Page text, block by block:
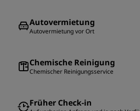
Autovermietung
Autovermietung vor Ort
Chemische Reinigung
Chemischer Reinigungsservice
Früher Check-in